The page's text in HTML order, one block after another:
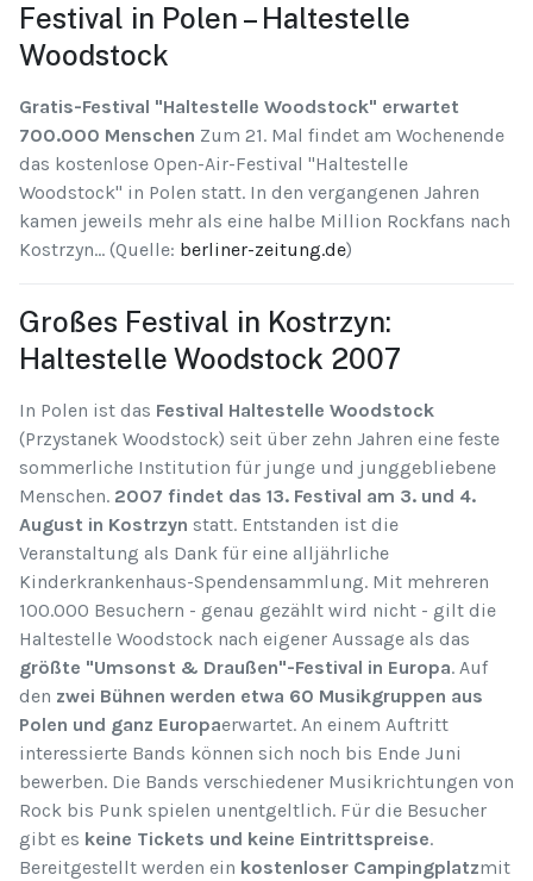
Festival in Polen – Haltestelle
Woodstock
Gratis-Festival "Haltestelle Woodstock" erwartet
700.000 Menschen Zum 21. Mal findet am Wochenende
das kostenlose Open-Air-Festival "Haltestelle
Woodstock" in Polen statt. In den vergangenen Jahren
kamen jeweils mehr als eine halbe Million Rockfans nach
Kostrzyn... (Quelle: berliner-zeitung.de)
Großes Festival in Kostrzyn:
Haltestelle Woodstock 2007
In Polen ist das Festival Haltestelle Woodstock
(Przystanek Woodstock) seit über zehn Jahren eine feste
sommerliche Institution für junge und junggebliebene
Menschen. 2007 findet das 13. Festival am 3. und 4.
August in Kostrzyn statt. Entstanden ist die
Veranstaltung als Dank für eine alljährliche
Kinderkrankenhaus-Spendensammlung. Mit mehreren
100.000 Besuchern - genau gezählt wird nicht - gilt die
Haltestelle Woodstock nach eigener Aussage als das
größte "Umsonst & Draußen"-Festival in Europa. Auf
den zwei Bühnen werden etwa 60 Musikgruppen aus
Polen und ganz Europaerwartet. An einem Auftritt
interessierte Bands können sich noch bis Ende Juni
bewerben. Die Bands verschiedener Musikrichtungen von
Rock bis Punk spielen unentgeltlich. Für die Besucher
gibt es keine Tickets und keine Eintrittspreise.
Bereitgestellt werden ein kostenloser Campingplatzmit